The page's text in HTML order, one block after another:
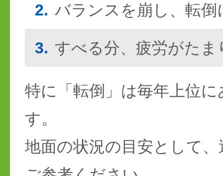
2. バランスを崩し、転
3. すべる分、疲労がたま
特に「転倒」は毎年上位
す。
地面の状況の目安として